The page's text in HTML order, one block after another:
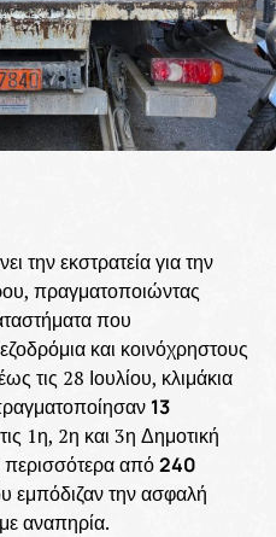
την εκστρατεία για την
πραγματοποιώντας
που
και κοινόχρηστους
τις 28 Ιουλίου, κλιμάκια
13
1η, 2η και 3η Δημοτική
από240
εμπόδιζαν την ασφαλή
αναπηρία.